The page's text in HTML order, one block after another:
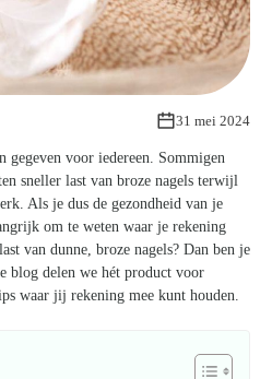
31 mei 2024
gegeven voor iedereen. Sommigen
sneller last van broze nagels terwijl
Als je dus de gezondheid van je
om te weten waar je rekening
van dunne, broze nagels? Dan ben je
blog delen we hét product voor
waar jij rekening mee kunt houden.